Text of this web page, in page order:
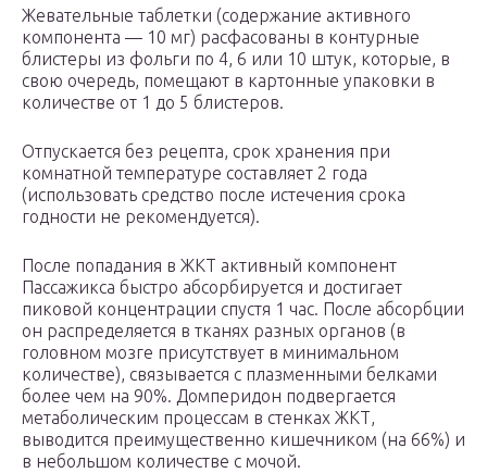
Жевательные таблетки (содержание активного
компонента — 10 мг) расфасованы в контурные
блистеры из фольги по 4, 6 или 10 штук, которые, в
свою очередь, помещают в картонные упаковки в
количестве от 1 до 5 блистеров.
Отпускается без рецепта, срок хранения при
комнатной температуре составляет 2 года
(использовать средство после истечения срока
годности не рекомендуется).
После попадания в ЖКТ активный компонент
Пассажикса быстро абсорбируется и достигает
пиковой концентрации спустя 1 час. После абсорбции
он распределяется в тканях разных органов (в
головном мозге присутствует в минимальном
количестве), связывается с плазменными белками
более чем на 90%. Домперидон подвергается
метаболическим процессам в стенках ЖКТ,
выводится преимущественно кишечником (на 66%) и
в небольшом количестве с мочой.